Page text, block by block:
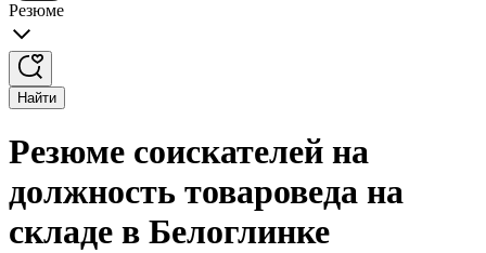
Резюме
Найти
Резюме соискателей на
должность товароведа на
складе в Белоглинке